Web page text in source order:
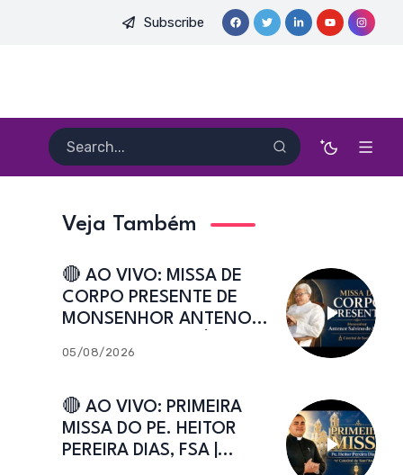
HEITOR PEREIRA DIAS, FSA | Catedral de Sant’Ana | Caicó-RN
Subscribe
Veja Também
🔴 AO VIVO: MISSA DE
CORPO PRESENTE DE
MONSENHOR ANTENOR
Catedral de Sant’Ana
05/08/2026
🔴 AO VIVO: PRIMEIRA
MISSA DO PE. HEITOR
PEREIRA DIAS, FSA |